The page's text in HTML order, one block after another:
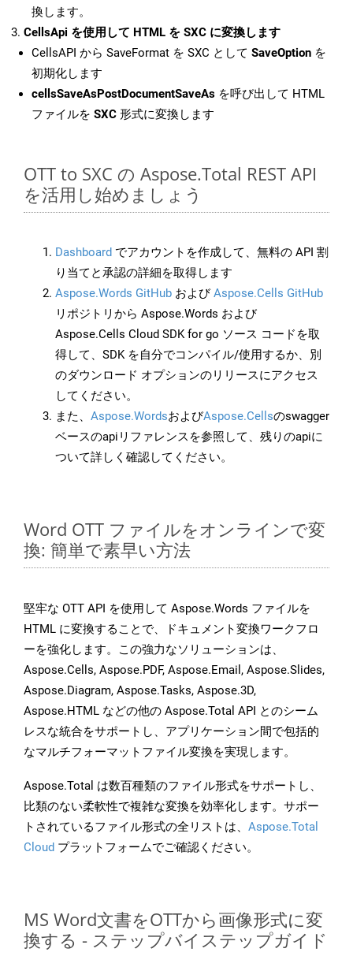
換します。
CellsApi を使用して HTML を SXC に変換します
CellsAPI から SaveFormat を SXC として SaveOption を
初期化します
cellsSaveAsPostDocumentSaveAs を呼び出して HTML
ファイルを SXC 形式に変換します
OTT to SXC の Aspose.Total REST API
を活用し始めましょう
Dashboard でアカウントを作成して、無料の API 割
り当てと承認の詳細を取得します
Aspose.Words GitHub およびAspose.Cells GitHub
リポジトリから Aspose.Words および
Aspose.Cells Cloud SDK for go ソース コードを取
得して、SDK を自分でコンパイル/使用するか、別
のダウンロード オプションのリリースにアクセス
してください。
また、 Aspose.WordsおよびAspose.Cellsのswagger
ベースのapiリファレンスを参照して、残りのapiに
ついて詳しく確認してください。
Word OTT ファイルをオンラインで変
換: 簡単で素早い方法
堅牢な OTT API を使用して Aspose.Words ファイルを
HTML に変換することで、ドキュメント変換ワークフロ
ーを強化します。この強力なソリューションは、
Aspose.Cells, Aspose.PDF, Aspose.Email, Aspose.Slides,
Aspose.Diagram, Aspose.Tasks, Aspose.3D,
Aspose.HTML などの他の Aspose.Total API とのシーム
レスな統合をサポートし、アプリケーション間で包括的
なマルチフォーマットファイル変換を実現します。
Aspose.Total は数百種類のファイル形式をサポートし、
比類のない柔軟性で複雑な変換を効率化します。サポー
トされているファイル形式の全リストは、 Aspose.Total
Cloud プラットフォームでご確認ください。
MS Word文書をOTTから画像形式に変
換する - ステップバイステップガイド